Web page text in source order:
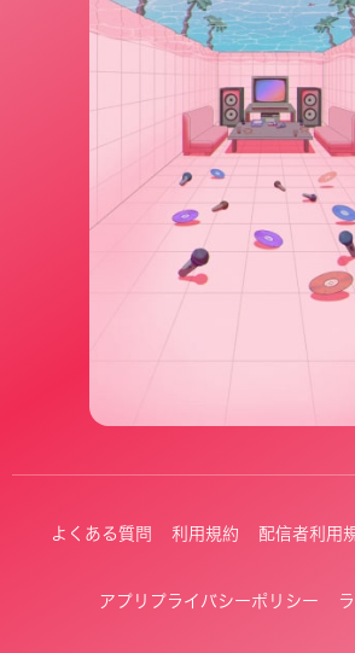
よくある質問 利用規約 配信者利用
アプリプライバシーポリシー